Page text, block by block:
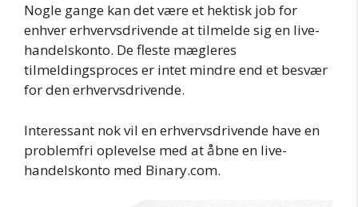
Nogle gange kan det være et hektisk job for
enhver erhvervsdrivende at tilmelde sig en live-
handelskonto. De fleste mægleres
tilmeldingsproces er intet mindre end et besvær
for den erhvervsdrivende.
Interessant nok vil en erhvervsdrivende have en
problemfri oplevelse med at åbne en live-
handelskonto med Binary.com.